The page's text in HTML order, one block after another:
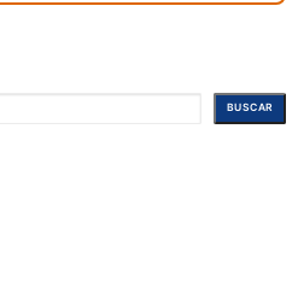
BUSCAR